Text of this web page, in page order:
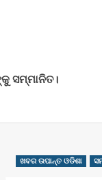
ସମ୍ମାନିତ।
ଖବର ଉପାନ୍ତ ଓଡିଶା